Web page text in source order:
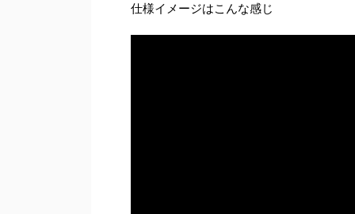
仕様イメージはこんな感じ